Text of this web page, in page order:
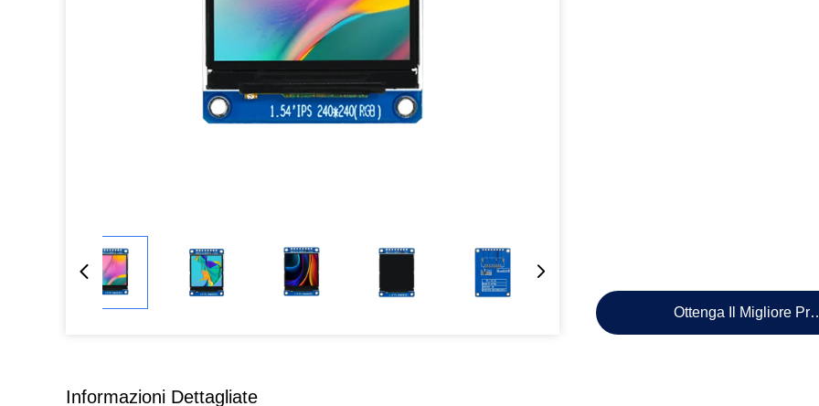
Ottenga Il Migliore
Informazioni Dettagliate